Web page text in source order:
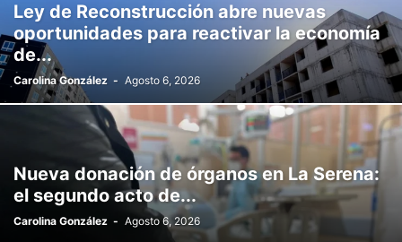
Ley de Reconstrucción abre nuevas
oportunidades para reactivar la economía
de...
Carolina González - Agosto 6, 2026
Nueva donación de órganos en La Serena:
el segundo acto de...
Carolina González - Agosto 6, 2026